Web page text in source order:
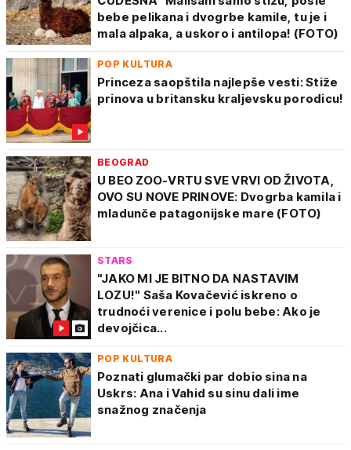
bebe pelikana i dvogrbe kamile, tu je i
mala alpaka, a uskoro i antilopa! (FOTO)
POP KULTURA
Princeza saopštila najlepše vesti: Stiže
prinova u britansku kraljevsku porodicu!
BEOGRAD
U BEO ZOO-VRTU SVE VRVI OD ŽIVOTA,
OVO SU NOVE PRINOVE: Dvogrba kamila i
mladunče patagonijske mare (FOTO)
STARS
"JAKO MI JE BITNO DA NASTAVIM
LOZU!" Saša Kovačević iskreno o
trudnoći verenice i polu bebe: Ako je
devojčica...
POP KULTURA
Poznati glumački par dobio sina na
Uskrs: Ana i Vahid su sinu dali ime
snažnog značenja